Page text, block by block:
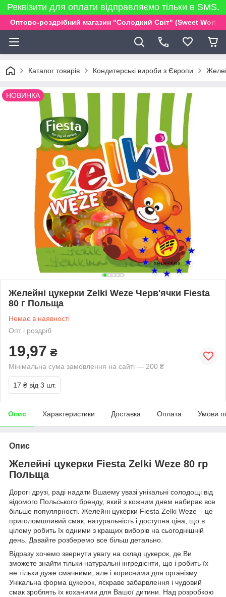
Реквізити для оплати відправляємо тільки в SMS.
Оптово-роздрібний магазин "Солодкий Світ" (Sweet World)
Каталог товарів Кондитерські вироби з Європи
НОВИНКА
Желейні цукерки Zelki Weze Черв'ячки Fiesta
80 г Польща
Немає в наявності
Опт і роздріб
19,97 ₴
Мінімальна сума замовлення на сайті — 200 ₴
17 ₴ від 3 шт.
Опис Характеристики Доставка Оплата Умови
Опис
Желейні цукерки Fiesta Zelki Weze 80 гр
Польща
Дорогі друзі, раді надати Вшаему увазі унікальні солодощі від
відомого Польського бренду, який з кожним днем набирає все
більше популярності. Желейні цукерки Fiesta Zelki Weze – це
приголомшливий смак, натуральність і доступна ціна, що в
цілому робить їх одними з кращих виборів на сьогоднішній
день. Давайте розберемо все більш детально.
Відразу хочемо звернути увагу на склад цукерок, де Ви
зможете знайти тільки натуральні інгредієнти, що і робить їх
не тільки дуже смачними, але і корисними для організму.
Унікальна форма цукерок, яскраве забарвлення і чудовий
смак зроблять їх коханими для Вашої дитини. Над розробкою